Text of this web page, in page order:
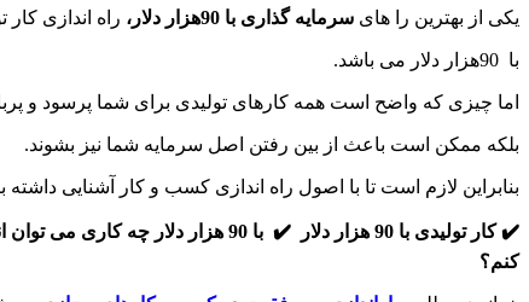
یکی از بهترین را های سرمایه گذاری با 90هزار دلار، راه اندازی کار
با 90هزار دلار می باشد.
اما چیزی که واضح است همه کارهای تولیدی برای شما پرسود و
بلکه ممکن است باعث از بین رفتن اصل سرمایه شما نیز بشوند.
بنابراین لازم است تا با اصول راه اندازی کسب و کار آشنایی داشته
✔️ کار تولیدی با 90 هزار دلار ✔️ با 90 هزار دلار چه کاری می توان انجام داد ؟
کنم؟